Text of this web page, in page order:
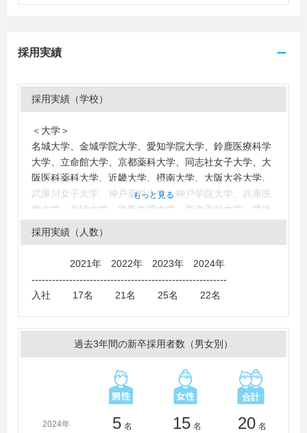
採用実績
採用実績（学校）
＜大学＞
名城大学、金城学院大学、愛知学院大学、鈴鹿医療科学
大学、立命館大学、京都薬科大学、同志社女子大学、大
阪医科薬科大学、近畿大学、摂南大学、大阪大谷大学、
武庫川女子大学、神戸薬科大学、神戸学院大学、兵庫医
療大学、北陸大学、徳島文理大学、東京薬科大学、横浜
薬科大学、昭和薬科大学、北里大学、星薬科大学、帝京
大学、北海道大学、千葉大学、金沢大学、富山大学、静
もっと見る
採用実績（人数）
2021年 2022年 2023年 2024年
---------------------------------------------------------
入社 17名 21名 25名 22名
過去3年間の新卒採用者数（男女別）
2024年 5 名 15 名 20 名